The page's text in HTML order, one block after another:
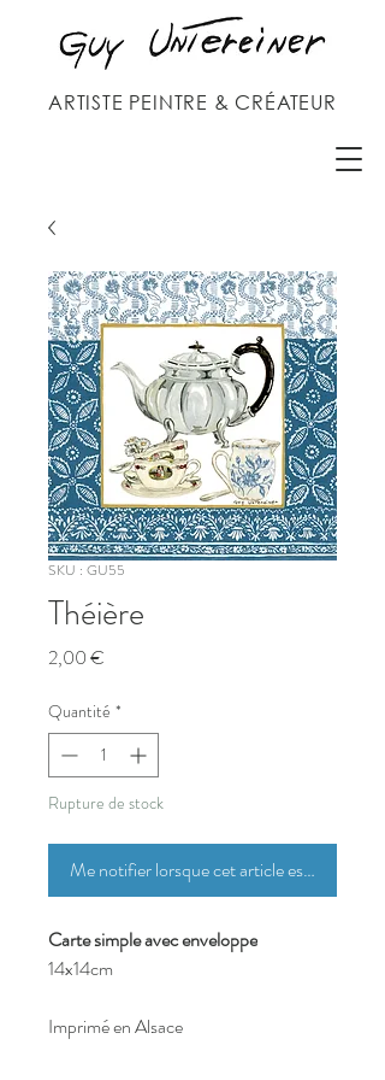
ARTISTE PEINTRE & CRÉATEUR
SKU : GU55
Théière
2,00 €
Quantité *
Rupture de stock
Me notifier lorsque cet article est disponible
Carte simple avec enveloppe
14x14cm
Imprimé en Alsace